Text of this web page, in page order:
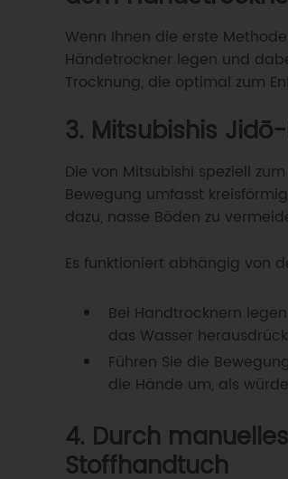
Wenn Ihnen die erste
Händetrockner legen und
Trocknung, die optimal zum
3. Mitsubishis
Die von Mitsubishi speziell
Bewegung umfasst
dazu, nasse Böden zu
Es funktioniert abhängig von
Bei Handtrocknern
das Wasser
Führen Sie die
die Hände um, als
4. Durch
Stoffhandtuch